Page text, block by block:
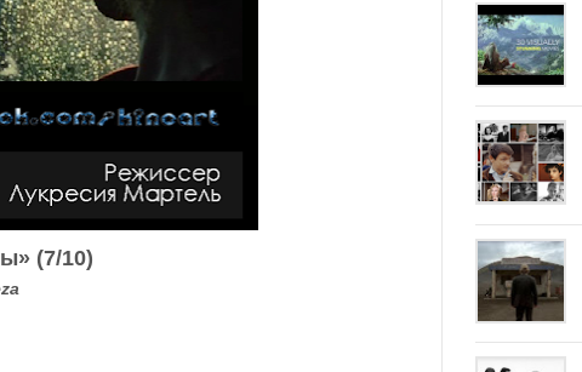
(7/10)